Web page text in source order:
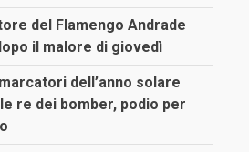
del Flamengo Andrade
il malore di giovedì
dell’anno solare
re dei bomber, podio per